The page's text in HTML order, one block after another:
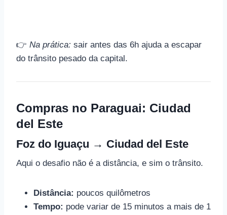
👉 Na prática: sair antes das 6h ajuda a escapar
do trânsito pesado da capital.
Compras no Paraguai: Ciudad
del Este
Foz do Iguaçu → Ciudad del Este
Aqui o desafio não é a distância, e sim o trânsito.
Distância: poucos quilômetros
Tempo: pode variar de 15 minutos a mais de 1